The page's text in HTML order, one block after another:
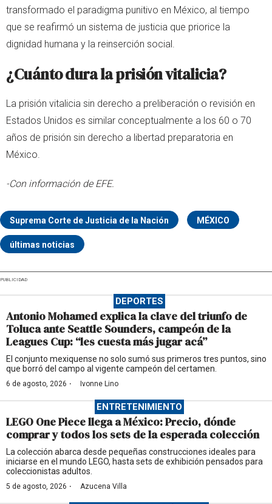
transformado el paradigma punitivo en México, al tiempo
que se reafirmó un sistema de justicia que priorice la
dignidad humana y la reinserción social.
¿Cuánto dura la prisión vitalicia?
La prisión vitalicia sin derecho a preliberación o revisión en
Estados Unidos es similar conceptualmente a los 60 o 70
años de prisión sin derecho a libertad preparatoria en
México.
-Con información de EFE.
Suprema Corte de Justicia de la Nación MÉXICO
últimas noticias
PUBLICIDAD
DEPORTES
Antonio Mohamed explica la clave del triunfo de
Toluca ante Seattle Sounders, campeón de la
Leagues Cup: “les cuesta más jugar acá”
El conjunto mexiquense no solo sumó sus primeros tres puntos, sino
que borró del campo al vigente campeón del certamen.
6 de agosto, 2026 · Ivonne Lino
ENTRETENIMIENTO
LEGO One Piece llega a México: Precio, dónde
comprar y todos los sets de la esperada colección
La colección abarca desde pequeñas construcciones ideales para
iniciarse en el mundo LEGO, hasta sets de exhibición pensados para
coleccionistas adultos.
5 de agosto, 2026 · Azucena Villa